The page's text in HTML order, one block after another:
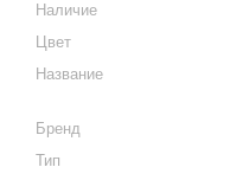
Наличие
Цвет
Название
Бренд
Тип